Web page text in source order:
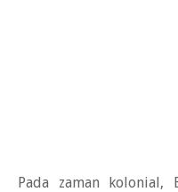
Pada zaman kolonial,